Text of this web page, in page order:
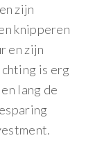
zijn
knipperen
en zijn
is erg
lang de